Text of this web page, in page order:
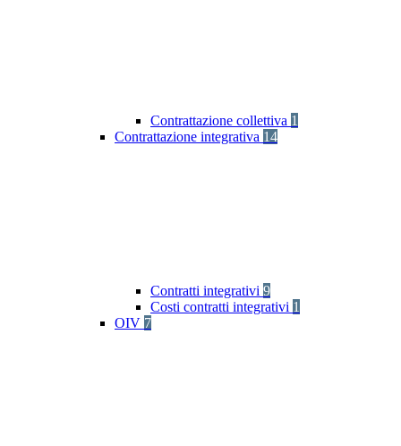
Contrattazione collettiva 1
Contrattazione integrativa 14
Contratti integrativi 9
Costi contratti integrativi 1
OIV 7